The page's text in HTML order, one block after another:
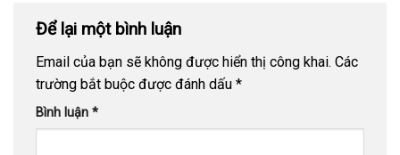
Để lại một bình luận
Email của bạn sẽ không được hiển thị công khai. Các
trường bắt buộc được đánh dấu *
Bình luận *